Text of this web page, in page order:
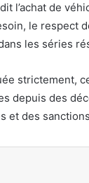
l’achat de
le respect
les séries
strictement,
depuis des
et des